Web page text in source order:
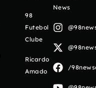
98
Futebol
Clube
Ricardo
Amado
News
/